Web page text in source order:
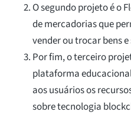
O segundo projeto é o
de mercadorias que
vender ou trocar bens
Por fim, o terceiro
plataforma
aos usuários os
sobre tecnologia